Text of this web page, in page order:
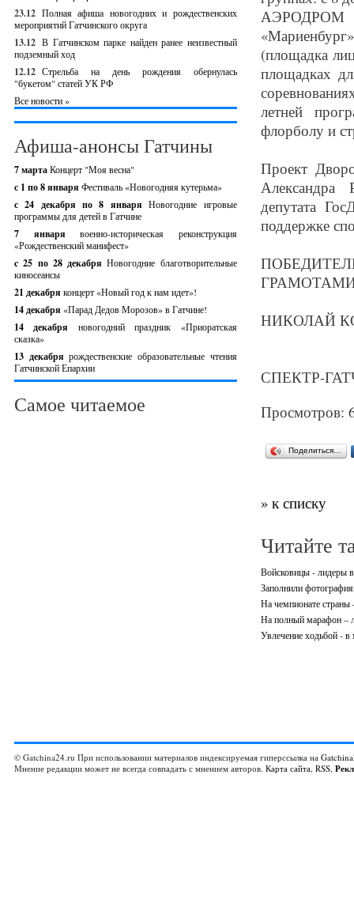
23.12 Полная афиша новогодних и рождественских
мероприятий Гатчинского округа
13.12 В Гатчинском парке найден ранее неизвестный
подземный ход
12.12 Стрельба на день рождения обернулась
"букетом" статей УК РФ
Все новости »
Афиша-анонсы Гатчины
7 мартаКонцерт "Моя весна"
с 1 по 8 января Фестиваль «Новогодняя кутерьма»
с 24 декабря по 8 январяНовогодние игровые
программы для детей в Гатчине
7 январявоенно-историческая реконструкция
«Рождественский манифест»
c 25 по 28 декабряНовогодние благотворительные
киносеансы
21 декабря концерт «Новый год к нам идет»!
14 декабря «Парад Дедов Морозов» в Гатчине!
14 декабря новогодний праздник «Приоратская
сказка»
13 декабрярождественские образовательные чтения
Гатчинской Епархии
Самое читаемое
АЭРОДРОМ
(площадка
площадках
летней
флорболу и
Проект
депутата
поддержке
НИКОЛАЙ
СПЕКТР-
Просмотров:
Поделиться…
» к списку
Читайте
Войсковицы - лидеры в
Заполнили
На чемпионате страны
На полный марафон –
Увлечение ходьбой - в
© Gatchina24.ru При использовании материалов индексируемая гиперссылка на
Мнение редакции может не всегда совпадать с мнением авторов. Карта сайта, RSS,